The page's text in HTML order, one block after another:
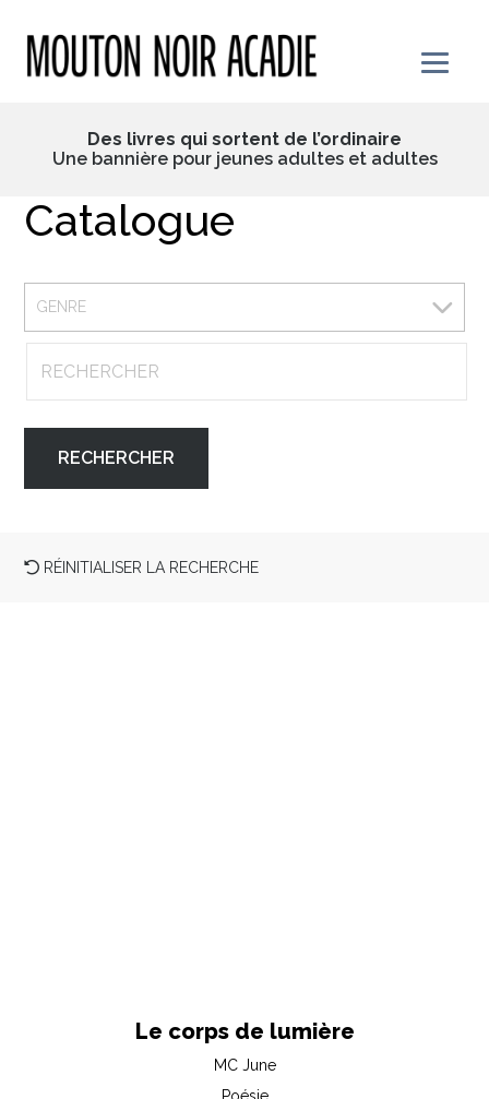
content
Des livres qui sortent de l’ordinaire
Une bannière pour jeunes adultes et adultes
Catalogue
RÉINITIALISER LA RECHERCHE
Le corps de lumière
MC June